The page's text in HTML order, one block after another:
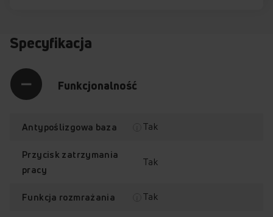
Specyfikacja
Funkcjonalność
Antypoślizgowa baza Tak
Przycisk zatrzymania
pracy
Tak
Funkcja rozmrażania Tak